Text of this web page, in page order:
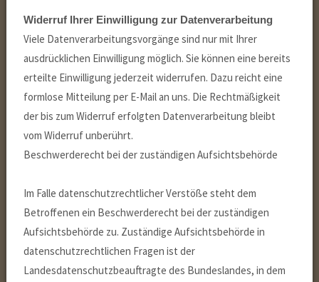
Widerruf Ihrer Einwilligung zur Datenverarbeitung
Viele Datenverarbeitungsvorgänge sind nur mit Ihrer
ausdrücklichen Einwilligung möglich. Sie können eine bereits
erteilte Einwilligung jederzeit widerrufen. Dazu reicht eine
formlose Mitteilung per E-Mail an uns. Die Rechtmäßigkeit
der bis zum Widerruf erfolgten Datenverarbeitung bleibt
vom Widerruf unberührt.
Beschwerderecht bei der zuständigen Aufsichtsbehörde
Im Falle datenschutzrechtlicher Verstöße steht dem
Betroffenen ein Beschwerderecht bei der zuständigen
Aufsichtsbehörde zu. Zuständige Aufsichtsbehörde in
datenschutzrechtlichen Fragen ist der
Landesdatenschutzbeauftragte des Bundeslandes, in dem